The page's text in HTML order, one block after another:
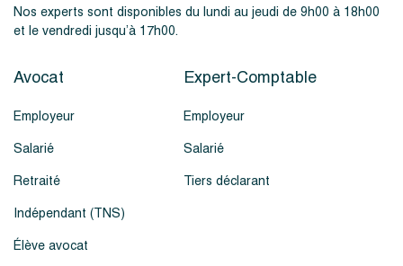
Nos experts sont disponibles du lundi au jeudi de 9h00 à 18h00
et le vendredi jusqu’à 17h00.
Avocat
Employeur
Salarié
Retraité
Indépendant (TNS)
Élève avocat
Expert-Comptable
Employeur
Salarié
Tiers déclarant